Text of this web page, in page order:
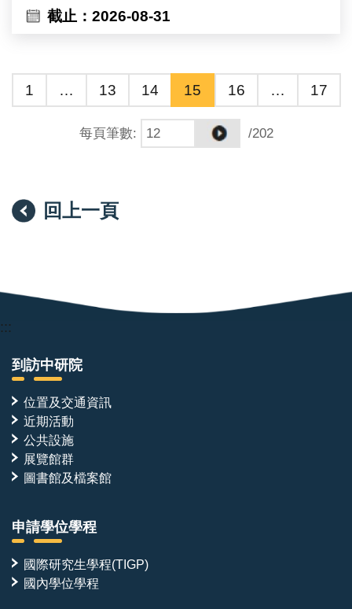
截止：2026-08-31
1 … 13 14 15 16 … 17
每頁筆數: /202
回上一頁
:::
到訪中研院
位置及交通資訊
近期活動
公共設施
展覽館群
圖書館及檔案館
申請學位學程
國際研究生學程(TIGP)
國內學位學程